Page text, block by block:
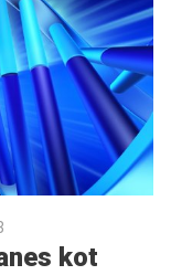
kot